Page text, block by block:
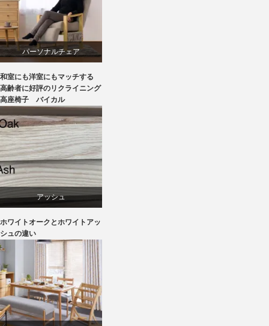
パーソナルチェア
ラバー
リクライニングチェア
椅子
和室にも洋室にもマッチする
高齢者に好評のリクライニング
高座椅子 バイカル
アッシュ
ホワイトオークとホワイトアッ
シュの違い